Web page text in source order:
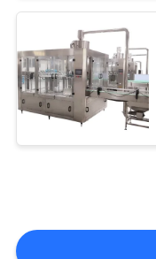
कारखाना
भ्रमण
गुणवत्ता
नियंत्रण
करें